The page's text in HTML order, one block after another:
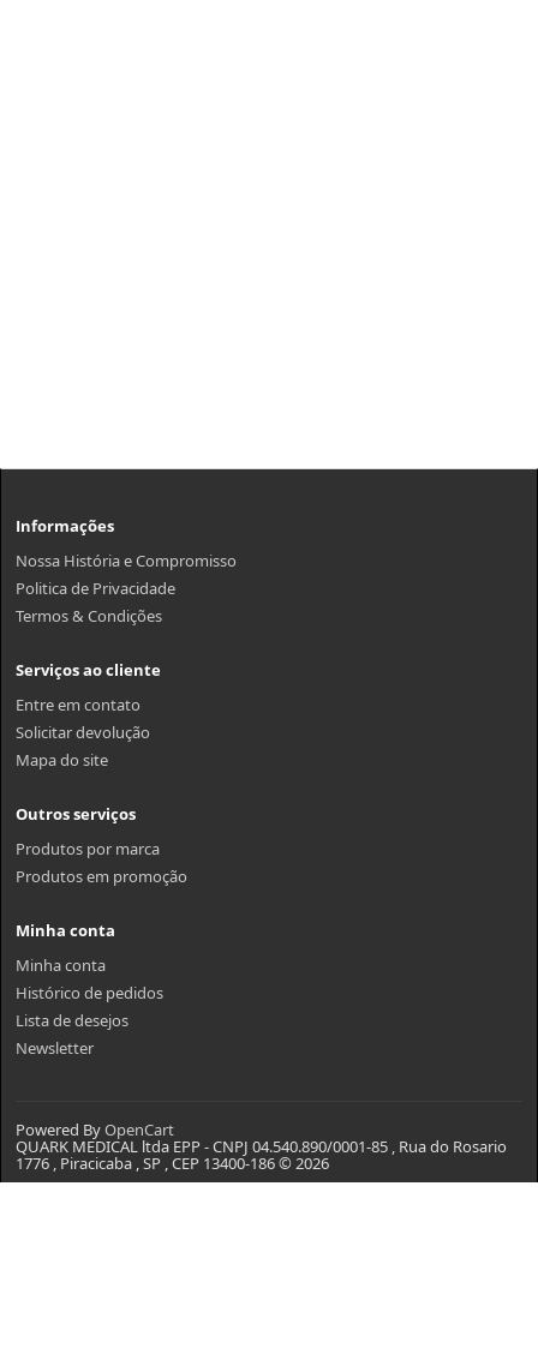
Informações
Nossa História e Compromisso
Politica de Privacidade
Termos & Condições
Serviços ao cliente
Entre em contato
Solicitar devolução
Mapa do site
Outros serviços
Produtos por marca
Produtos em promoção
Minha conta
Minha conta
Histórico de pedidos
Lista de desejos
Newsletter
Powered ByOpenCart
QUARK MEDICAL ltda EPP - CNPJ 04.540.890/0001-85 , Rua do Rosario
1776 , Piracicaba , SP , CEP 13400-186 © 2026